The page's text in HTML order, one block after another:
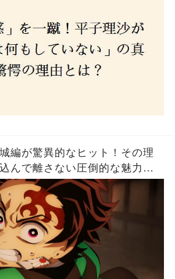
編が驚異的なヒット！その理
んで離さない圧倒的な魅力と